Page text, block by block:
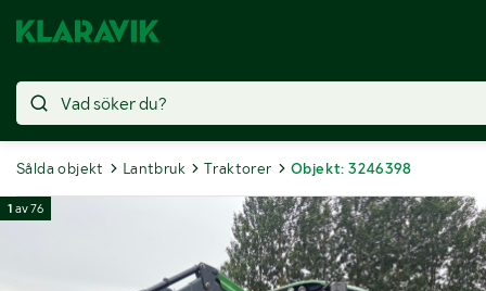
Sålda objekt Lantbruk Traktorer Objekt: 3246398
1 av76